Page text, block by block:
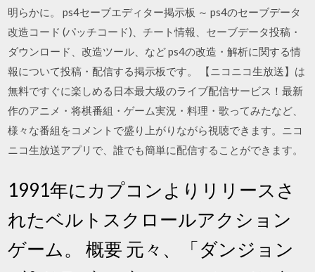
明らかに。 ps4セーブエディター掲示板 ～ ps4のセーブデータ
改造コード (パッチコード)、チート情報、セーブデータ投稿・
ダウンロード、改造ツール、など ps4の改造・解析に関する情
報について投稿・配信する掲示板です。 【ニコニコ生放送】は
無料ですぐに楽しめる日本最大級のライブ配信サービス！最新
作のアニメ・将棋番組・ゲーム実況・料理・歌ってみたなど、
様々な番組をコメントで盛り上がりながら視聴できます。ニコ
ニコ生放送アプリで、誰でも簡単に配信することができます。
1991年にカプコンよりリリースさ
れたベルトスクロールアクション
ゲーム。 概要 元々、「ダンジョン